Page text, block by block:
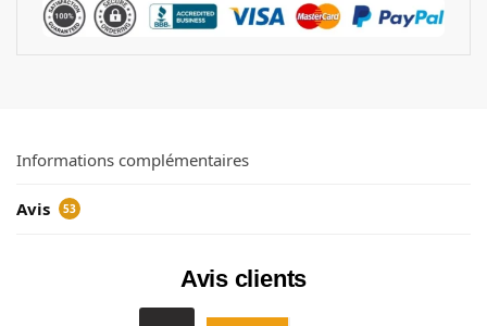
Informations complémentaires
Avis 53
Avis clients